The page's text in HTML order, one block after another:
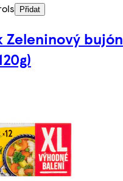
Přidat
Zeleninový bujón